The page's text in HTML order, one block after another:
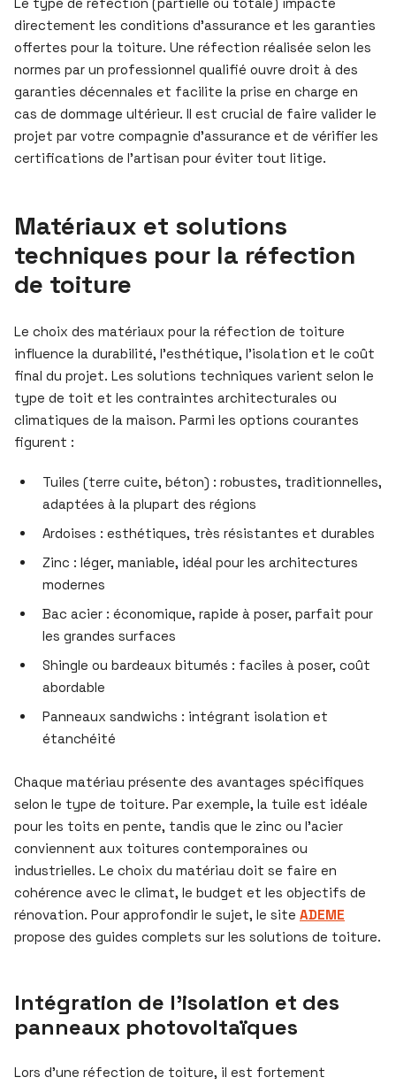
Le type de réfection (partielle ou totale) impacte
directement les conditions d’assurance et les garanties
offertes pour la toiture. Une réfection réalisée selon les
normes par un professionnel qualifié ouvre droit à des
garanties décennales et facilite la prise en charge en
cas de dommage ultérieur. Il est crucial de faire valider le
projet par votre compagnie d’assurance et de vérifier les
certifications de l’artisan pour éviter tout litige.
Matériaux et solutions
techniques pour la réfection
de toiture
Le choix des matériaux pour la réfection de toiture
influence la durabilité, l’esthétique, l’isolation et le coût
final du projet. Les solutions techniques varient selon le
type de toit et les contraintes architecturales ou
climatiques de la maison. Parmi les options courantes
figurent :
Tuiles (terre cuite, béton) : robustes, traditionnelles,
adaptées à la plupart des régions
Ardoises : esthétiques, très résistantes et durables
Zinc : léger, maniable, idéal pour les architectures
modernes
Bac acier : économique, rapide à poser, parfait pour
les grandes surfaces
Shingle ou bardeaux bitumés : faciles à poser, coût
abordable
Panneaux sandwichs : intégrant isolation et
étanchéité
Chaque matériau présente des avantages spécifiques
selon le type de toiture. Par exemple, la tuile est idéale
pour les toits en pente, tandis que le zinc ou l’acier
conviennent aux toitures contemporaines ou
industrielles. Le choix du matériau doit se faire en
cohérence avec le climat, le budget et les objectifs de
rénovation. Pour approfondir le sujet, le site ADEME
propose des guides complets sur les solutions de toiture.
Intégration de l’isolation et des
panneaux photovoltaïques
Lors d’une réfection de toiture, il est fortement